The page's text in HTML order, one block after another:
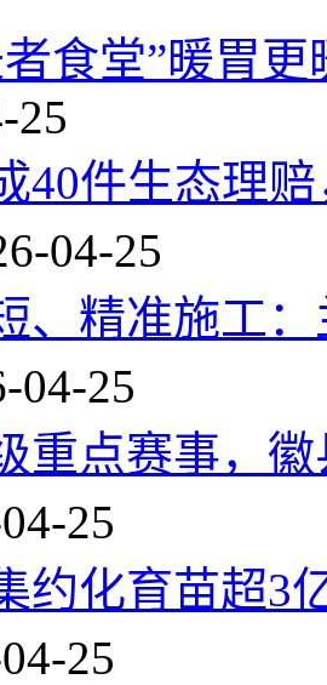
食堂”暖胃
25
40件生态理
04-25
、精准施工
04-25
重点赛事，
25
约化育苗超3
25